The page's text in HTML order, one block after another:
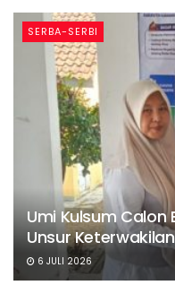
SERBA-SERBI
Umi Kulsum Calon
Unsur
6 JULI 2026